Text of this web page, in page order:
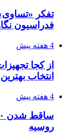
۱۴۲۰؛ راه ارتباطی بیمه شدگان تأمین‌اجتماعی
احتمال
طی ۲ تا ۳ ماه آینده
شکست
برای عنوان